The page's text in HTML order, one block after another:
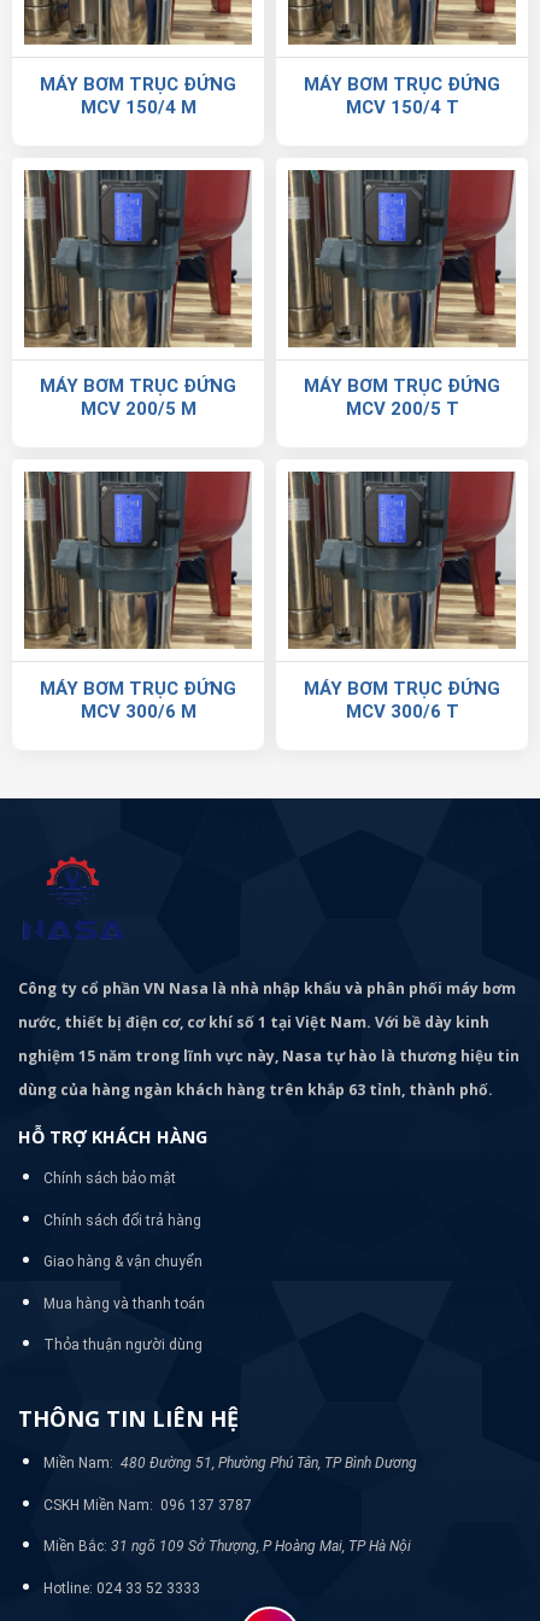
MÁY BƠM TRỤC ĐỨNG
MCV 150/4 M
MÁY BƠM TRỤC ĐỨNG
MCV 150/4 T
MÁY BƠM TRỤC ĐỨNG
MCV 200/5 M
MÁY BƠM TRỤC ĐỨNG
MCV 200/5 T
MÁY BƠM TRỤC ĐỨNG
MCV 300/6 M
MÁY BƠM TRỤC ĐỨNG
MCV 300/6 T
Công ty cổ phần VN Nasa là nhà nhập khẩu và phân phối máy bơm
nước, thiết bị điện cơ, cơ khí số 1 tại Việt Nam. Với bề dày kinh
nghiệm 15 năm trong lĩnh vực này, Nasa tự hào là thương hiệu tin
dùng của hàng ngàn khách hàng trên khắp 63 tỉnh, thành phố.
HỖ TRỢ KHÁCH HÀNG
Chính sách bảo mật
Chính sách đổi trả hàng
Giao hàng & vận chuyển
Mua hàng và thanh toán
Thỏa thuận người dùng
THÔNG TIN LIÊN HỆ
Miền Nam: 480 Đường 51, Phường Phú Tân, TP Bình Dương
CSKH Miền Nam: 096 137 3787
Miền Bắc: 31 ngõ 109 Sở Thượng, P Hoàng Mai, TP Hà Nội
Hotline: 024 33 52 3333